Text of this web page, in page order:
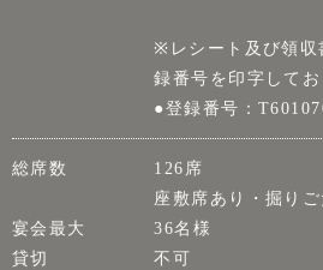
※レシート及び領収
録番号を印字してお
●登録番号：
総席数
126席
座敷席あり・掘り
宴会最大
36名様
貸切
不可